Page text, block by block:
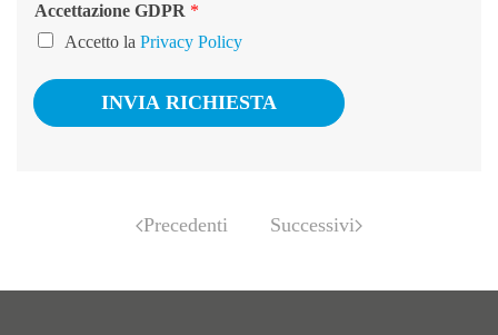
Accettazione GDPR *
Accetto la Privacy Policy
INVIA RICHIESTA
Precedenti Successivi